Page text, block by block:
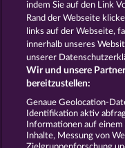
Sie bei Erhebung
Sie dem Empfang
Rechtsgrundlage:
7 Abs. 3 UWG.
jeder E-Mail, in
Mail an
13.1.4
indem Sie auf den Link
Rand der Webseite
links auf der Webseite,
innerhalb unseres
unserer
Wir und unsere
bereitzustellen:
Genaue Geolocation-
Identifikation aktiv
Informationen auf
Inhalte, Messung von